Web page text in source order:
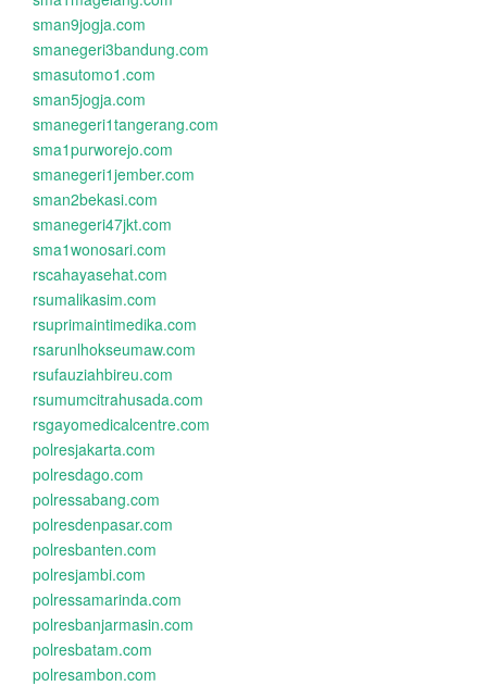
sman9jogja.com
smanegeri3bandung.com
smasutomo1.com
sman5jogja.com
smanegeri1tangerang.com
sma1purworejo.com
smanegeri1jember.com
sman2bekasi.com
smanegeri47jkt.com
sma1wonosari.com
rscahayasehat.com
rsumalikasim.com
rsuprimaintimedika.com
rsarunlhokseumaw.com
rsufauziahbireu.com
rsumumcitrahusada.com
rsgayomedicalcentre.com
polresjakarta.com
polresdago.com
polressabang.com
polresdenpasar.com
polresbanten.com
polresjambi.com
polressamarinda.com
polresbanjarmasin.com
polresbatam.com
polresambon.com